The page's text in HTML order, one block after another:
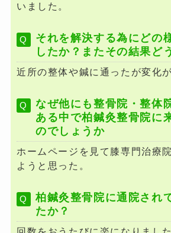
いました。
それを解決する為にどの
したか？またその結果ど
近所の整体や鍼に通ったが変化
なぜ他にも整骨院・整体
ある中で柏鍼灸整骨院に
のでしょうか
ホームページを見て膝専門治療
ようと思った。
柏鍼灸整骨院に通院され
たか？